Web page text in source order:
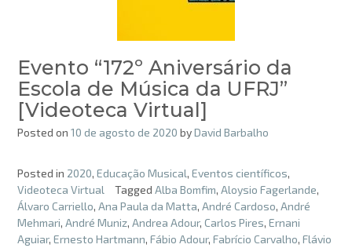
Evento “172º Aniversário da
Escola de Música da UFRJ”
[Videoteca Virtual]
Posted on 10 de agosto de 2020 byDavid Barbalho
Posted in 2020, Educação Musical, Eventos científicos,
Videoteca Virtual
Tagged Alba Bomfim, Aloysio Fagerlande,
Álvaro Carriello, Ana Paula da Matta, André Cardoso, André
Mehmari, André Muniz, Andrea Adour, Carlos Pires, Ernani
Aguiar, Ernesto Hartmann, Fábio Adour, Fabrício Carvalho, Flávio